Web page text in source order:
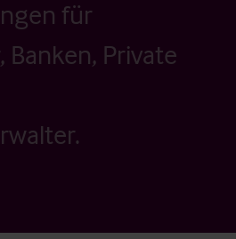
für
Banken, Private